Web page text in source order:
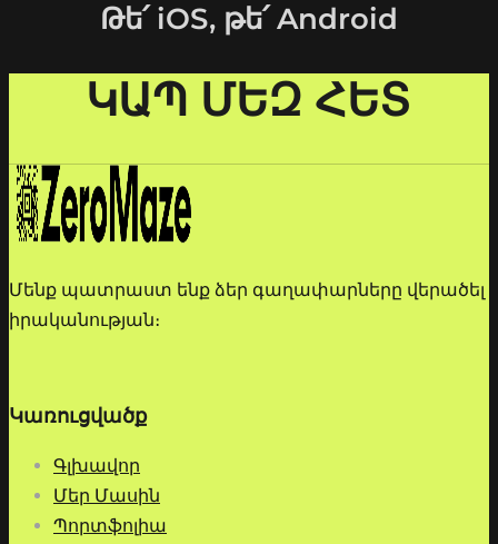
Թե՛ iOS, թե՛ Android
ԿԱՊ ՄԵԶ ՀԵՏ
Մենք պատրաստ ենք ձեր գաղափարները վերածել
իրականության։
Կառուցվածք
Գլխավոր
Մեր Մասին
Պորտֆոլիա